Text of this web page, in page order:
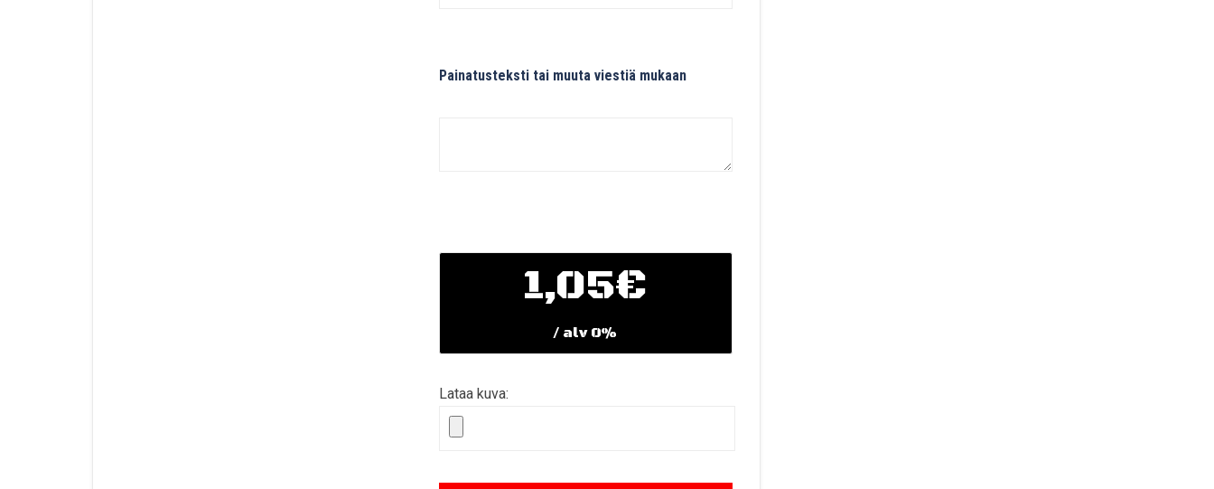
Painatusteksti tai muuta viestiä mukaan
1,05€
/ alv 0%
Lataa kuva: